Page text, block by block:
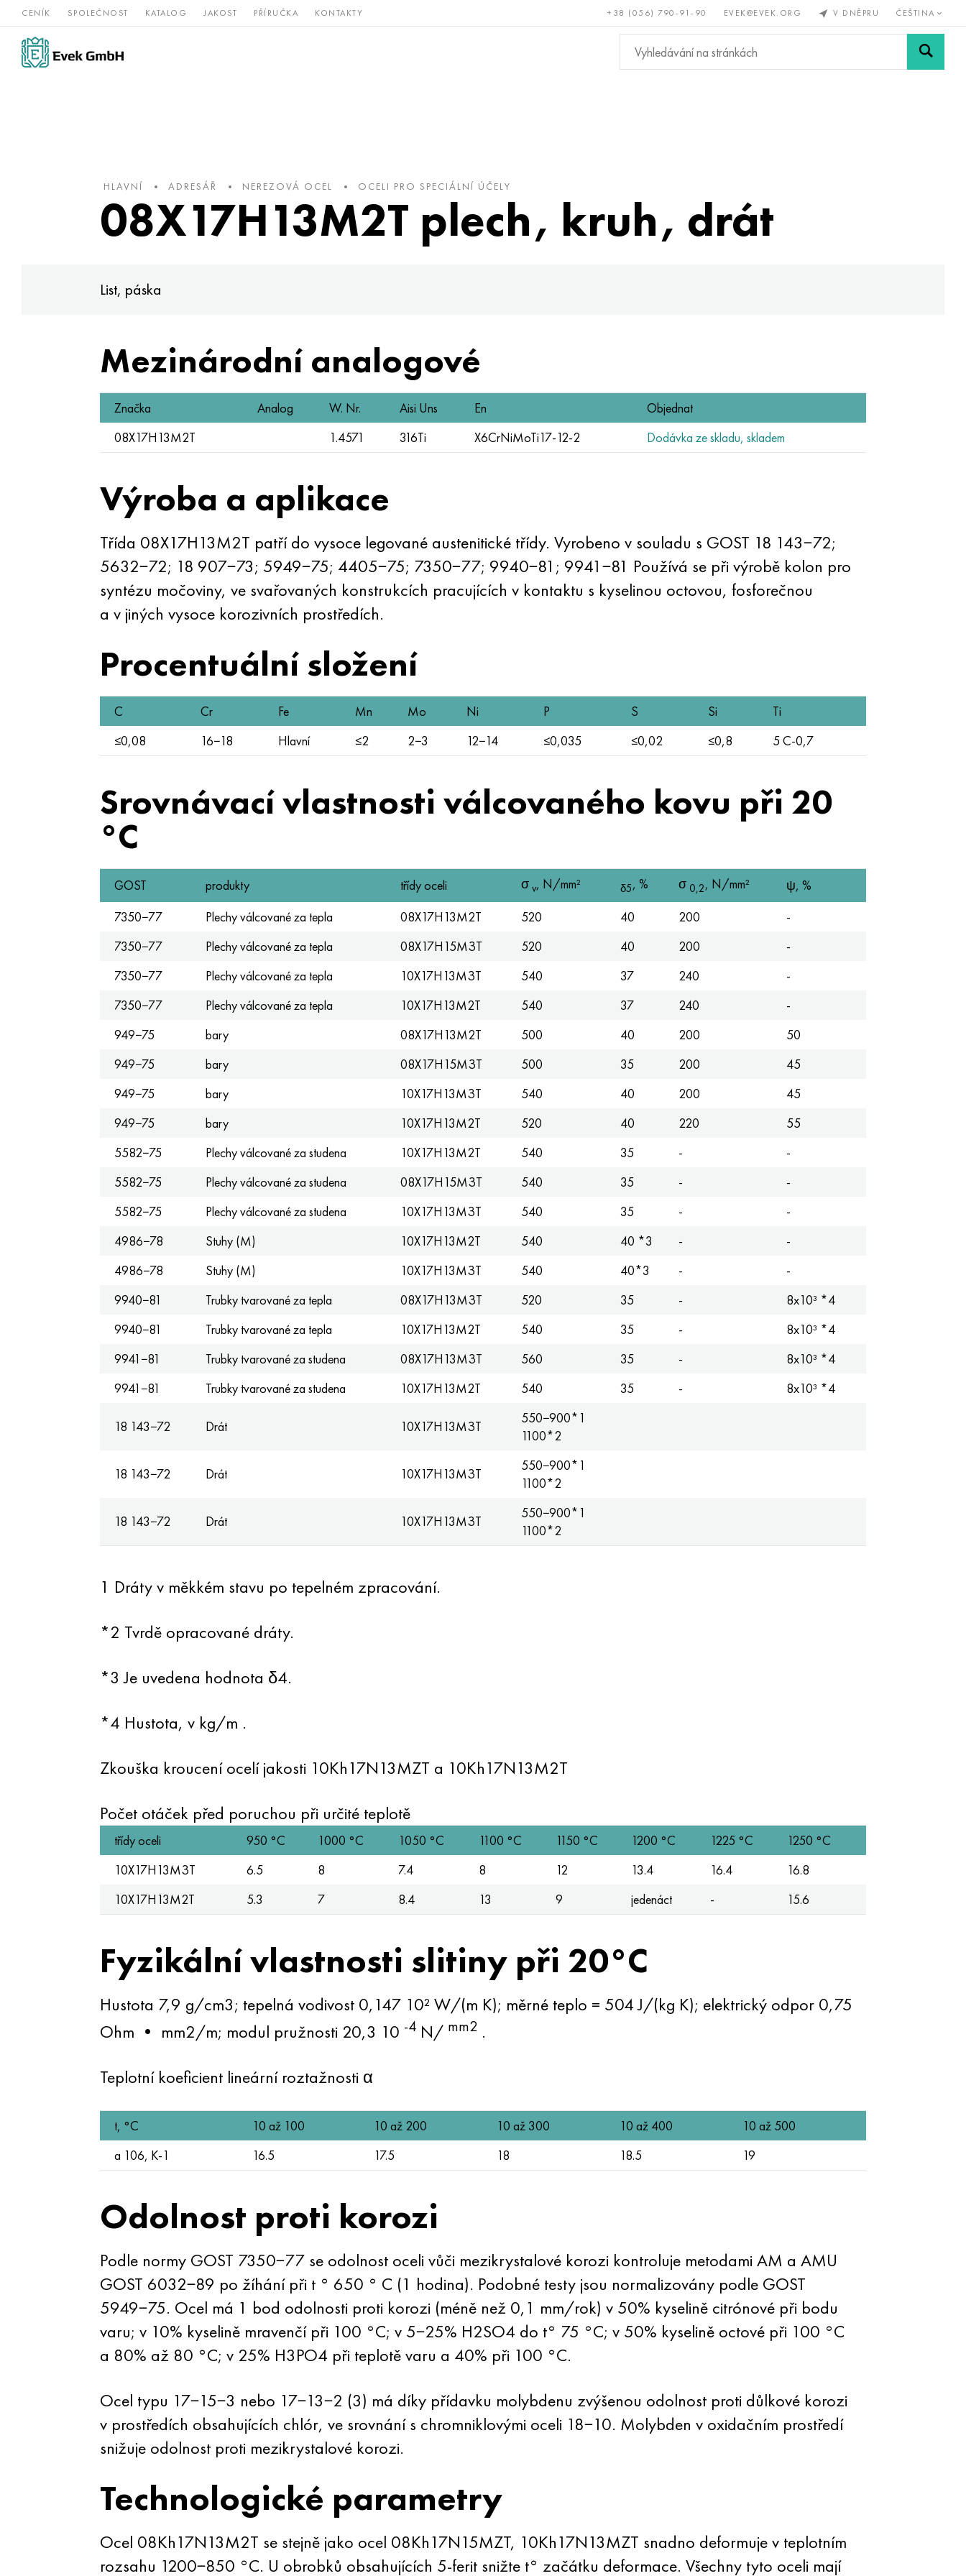
CENÍK SPOLEČNOST KATALOG JAKOST PŘÍRUČKA KONTAKTY +38 (056) 790-91-90 EVEK@EVEK.ORG V DNĚPRU ČEŠTINA
Slitiny
niklu
nerezová Vzácné a Bronz, měď, Neželezné
kovy
Legovaná Sítě a
HLAVNÍ ADRESÁŘ NEREZOVÁ OCEL OCELI PRO SPECIÁLNÍ ÚČELY
08Х17Н13М2Т plech, kruh, drát
List, páska
Mezinárodní analogové
Značka Analog W. Nr. Aisi Uns En
Objednat
08X17H13M2T
1.4571 316Ti X6CrNiMoTi17-12-2 Dodávka ze skladu, skladem
Výroba a aplikace
Třída 08X17H13M2T patří do vysoce legované austenitické třídy. Vyrobeno v souladu s GOST 18 143−72;
5632−72; 18 907−73; 5949−75; 4405−75; 7350−77; 9940−81; 9941−81 Používá se při výrobě kolon pro
syntézu močoviny, ve svařovaných konstrukcích pracujících v kontaktu s kyselinou octovou, fosforečnou
a v jiných vysoce korozivních prostředích.
Procentuální složení
C Cr Fe Mn Mo Ni P S Si
Ti
≤0,08
16−18 Hlavní ≤2 2−3 12−14 ≤0,035 ≤0,02 ≤0,8 5 C-0,7
Srovnávací vlastnosti válcovaného kovu při 20
°C
GOST produkty třídy oceli σ v, N/mm² δ5, % σ 0,2, N/mm²
ψ, %
7350−77
Plechy válcované za tepla 08X17H13M2T 520 40 200
-
7350−77
Plechy válcované za tepla 08Х17Н15МЗТ 520 40 200
-
7350−77
Plechy válcované za tepla 10Х17Н13МЗТ 540 37 240
-
7350−77
Plechy válcované za tepla 10X17H13M2T 540 37 240
-
949−75
bary 08X17H13M2T 500 40 200
50
949−75
bary 08Х17Н15МЗТ 500 35 200
45
949−75
bary 10Х17Н13МЗТ 540 40 200
45
949−75
bary 10X17H13M2T 520 40 220
55
5582−75
Plechy válcované za studena 10X17H13M2T 540 35 -
-
5582−75
Plechy válcované za studena 08Х17Н15МЗТ 540 35 -
-
5582−75
Plechy válcované za studena 10Х17Н13МЗТ 540 35 -
-
4986−78
Stuhy (M) 10X17H13M2T 540 40 *3 -
-
4986−78
Stuhy (M) 10Х17Н13МЗТ 540 40*3 -
-
9940−81
Trubky tvarované za tepla 08Х17Н13МЗТ 520 35 -
8x10³ *4
9940−81
Trubky tvarované za tepla 10X17H13M2T 540 35 -
8x10³ *4
9941−81
Trubky tvarované za studena 08Х17Н13МЗТ 560 35 -
8x10³ *4
9941−81
Trubky tvarované za studena 10X17H13M2T 540 35 - 8x10³ *4
18 143−72 Drát 10Х17Н13МЗТ
550−900*1
1100*2
18 143−72 Drát 10Х17Н13МЗТ
550−900*1
1100*2
18 143−72 Drát 10Х17Н13МЗТ
550−900*1
1100*2
1 Dráty v měkkém stavu po tepelném zpracování.
*2 Tvrdě opracované dráty.
*3 Je uvedena hodnota δ4.
*4 Hustota, v kg/m .
Zkouška kroucení ocelí jakosti 10Kh17N13MZT a 10Kh17N13M2T
Počet otáček před poruchou při určité teplotě
třídy oceli 950 °C 1000 °C 1050 °C 1100 °C 1150 °C 1200 °C 1225 °C
1250 °С
10Х17Н13МЗТ
6.5 8 7.4 8 12 13.4 16.4
16.8
10X17H13M2T
5.3 7 8.4 13 9 jedenáct - 15.6
Fyzikální vlastnosti slitiny při 20°C
Hustota 7,9 g/cm3; tepelná vodivost 0,147 10² W/(m K); měrné teplo = 504 J/(kg K); elektrický odpor 0,75
Ohm • mm2/m; modul pružnosti 20,3 10 -4N/ mm2.
Teplotní koeficient lineární roztažnosti α
t, °С 10 až 100 10 až 200 10 až 300 10 až 400
10 až 500
a 106, K-1
16.5 17.5 18 18.5 19
Odolnost proti korozi
Podle normy GOST 7350−77 se odolnost oceli vůči mezikrystalové korozi kontroluje metodami AM a AMU
GOST 6032−89 po žíhání při t ° 650 ° C (1 hodina). Podobné testy jsou normalizovány podle GOST
5949−75. Ocel má 1 bod odolnosti proti korozi (méně než 0,1 mm/rok) v 50% kyselině citrónové při bodu
varu; v 10% kyselině mravenčí při 100 °C; v 5−25% H2SO4 do t° 75 °C; v 50% kyselině octové při 100 °C
a 80% až 80 °C; v 25% H3PO4 při teplotě varu a 40% při 100 °C.
Ocel typu 17−15−3 nebo 17−13−2 (3) má díky přídavku molybdenu zvýšenou odolnost proti důlkové korozi
v prostředích obsahujících chlór, ve srovnání s chromniklovými oceli 18−10. Molybden v oxidačním prostředí
snižuje odolnost proti mezikrystalové korozi.
Technologické parametry
Ocel 08Kh17N13M2T se stejně jako ocel 08Kh17N15MZT, 10Kh17N13MZT snadno deformuje v teplotním
rozsahu 1200−850 °C. U obrobků obsahujících 5-ferit snižte t° začátku deformace. Všechny tyto oceli mají